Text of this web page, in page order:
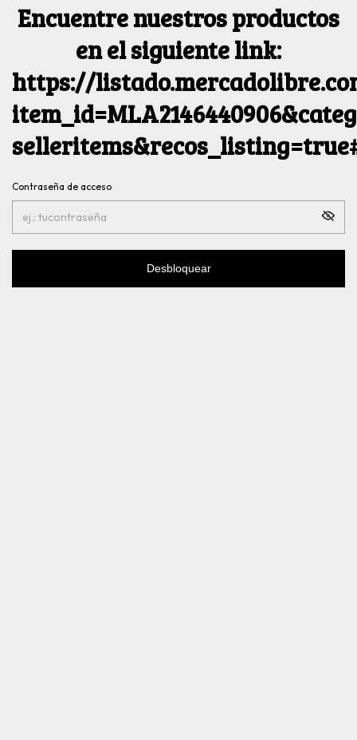
Encuentre nuestros productos
en el siguiente link:
https://
Contraseña de acceso
Desbloquear